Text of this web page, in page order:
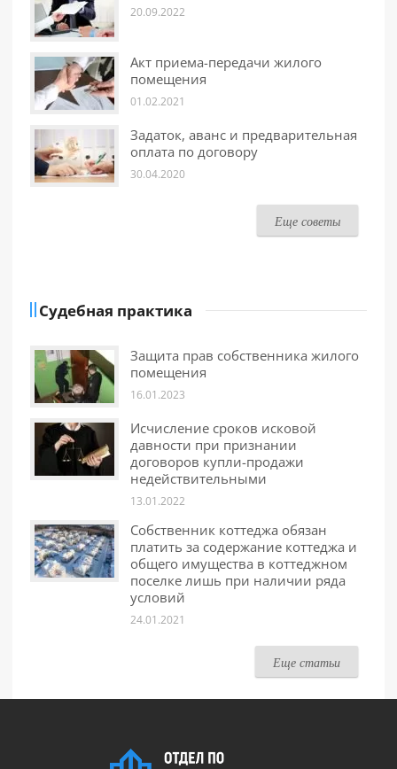
20.09.2022
Акт приема-передачи жилого
помещения
01.02.2021
Задаток, аванс и предварительная
оплата по договору
30.04.2020
Еще советы
Судебная практика
Защита прав собственника жилого
помещения
16.01.2023
Исчисление сроков исковой
давности при признании
договоров купли-продажи
недействительными
13.01.2022
Собственник коттеджа обязан
платить за содержание коттеджа и
общего имущества в коттеджном
поселке лишь при наличии ряда
условий
24.01.2021
Еще статьи